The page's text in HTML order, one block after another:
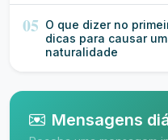
05 O que dizer no
dicas para causar
naturalidade
Mensagens